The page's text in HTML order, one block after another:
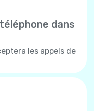
dans
les appels de